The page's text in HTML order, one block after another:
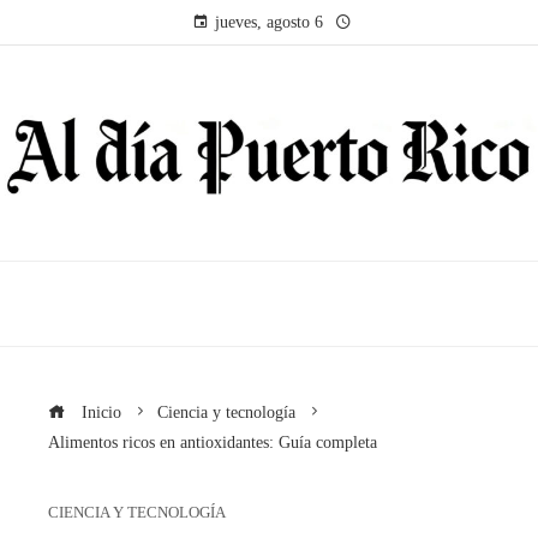
jueves, agosto 6
Inicio
Ciencia y tecnología
Alimentos ricos en antioxidantes: Guía completa
CIENCIA Y TECNOLOGÍA